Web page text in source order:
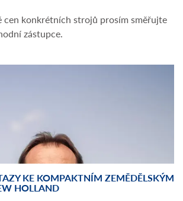
cen konkrétních strojů prosím směřujte
zástupce.
KE KOMPAKTNÍM ZEMĚDĚLSKÝM
HOLLAND